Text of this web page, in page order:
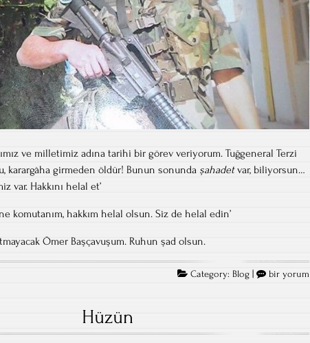
ve milletimiz adına tarihi bir görev veriyorum. Tuğgeneral Terzi
karargâha girmeden öldür! Bunun sonunda şahadetvar, biliyorsun…
var. Hakkını helal et’
komutanım, hakkım helal olsun. Siz de helal edin’
Ömer Başçavuşum. Ruhun şad olsun.
Category: Blog |
Ömer
bir yorum
Hüzün